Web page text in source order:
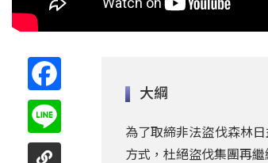
大綱
為了取締非法盜伐森林
方式，杜絕盜伐集團再繼